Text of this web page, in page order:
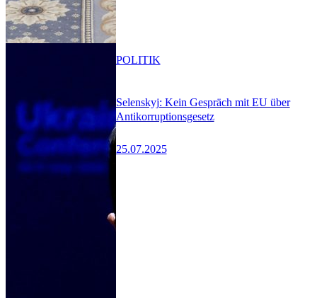
Selenskyj: Kein Gespräch mit EU über
Antikorruptionsgesetz
25.07.2025
POLITIK